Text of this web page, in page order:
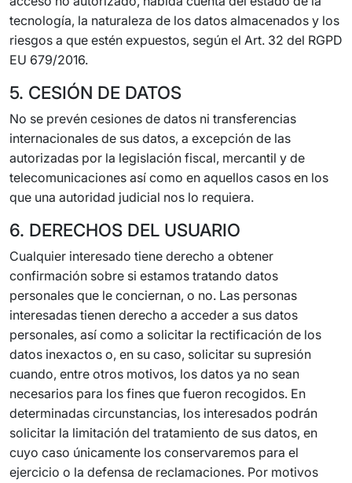
tecnología, la naturaleza de los datos almacenados y los
riesgos a que estén expuestos, según el Art. 32 del RGPD
EU 679/2016.
5. CESIÓN DE DATOS
No se prevén cesiones de datos ni transferencias
internacionales de sus datos, a excepción de las
autorizadas por la legislación fiscal, mercantil y de
telecomunicaciones así como en aquellos casos en los
que una autoridad judicial nos lo requiera.
6. DERECHOS DEL USUARIO
Cualquier interesado tiene derecho a obtener
confirmación sobre si estamos tratando datos
personales que le conciernan, o no. Las personas
interesadas tienen derecho a acceder a sus datos
personales, así como a solicitar la rectificación de los
datos inexactos o, en su caso, solicitar su supresión
cuando, entre otros motivos, los datos ya no sean
necesarios para los fines que fueron recogidos. En
determinadas circunstancias, los interesados podrán
solicitar la limitación del tratamiento de sus datos, en
cuyo caso únicamente los conservaremos para el
ejercicio o la defensa de reclamaciones. Por motivos